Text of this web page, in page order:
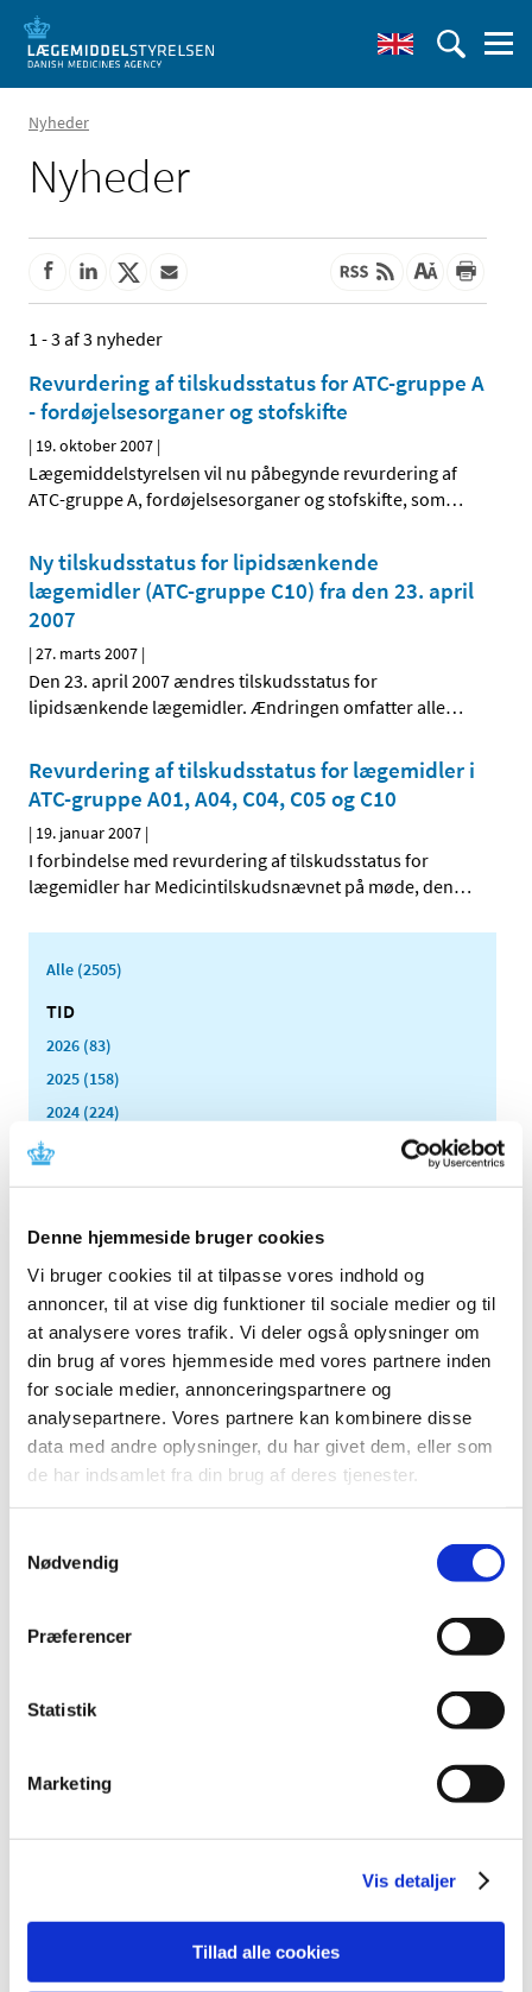
Denne hjemmeside bruger cookies
Vi bruger cookies til at tilpasse vores indhold og
annoncer, til at vise dig funktioner til sociale medier og til
at analysere vores trafik. Vi deler også oplysninger om
din brug af vores hjemmeside med vores partnere inden
for sociale medier, annonceringspartnere og
analysepartnere. Vores partnere kan kombinere disse
data med andre oplysninger, du har givet dem, eller som
de har indsamlet fra din brug af deres tjenester.
Nødvendig
Præferencer
Statistik
Marketing
Vis detaljer
Tillad alle cookies
Nyheder
Nyheder
1 - 3 af 3 nyheder
Revurdering af tilskudsstatus for ATC-gruppe A
- fordøjelsesorganer og stofskifte
| 19. oktober 2007 |
Lægemiddelstyrelsen vil nu påbegynde revurdering af
ATC-gruppe A, fordøjelsesorganer og stofskifte, som…
Ny tilskudsstatus for lipidsænkende
lægemidler (ATC-gruppe C10) fra den 23. april
2007
|27. marts 2007 |
Den 23. april 2007 ændres tilskudsstatus for
lipidsænkende lægemidler. Ændringen omfatter alle…
Revurdering af tilskudsstatus for lægemidler i
ATC-gruppe A01, A04, C04, C05 og C10
| 19. januar 2007 |
I forbindelse med revurdering af tilskudsstatus for
lægemidler har Medicintilskudsnævnet på møde, den…
Alle (2505)
TID
2026 (83)
2025 (158)
2024 (224)
2023 (195)
2020 (263)
2019 (159)
2018 (150)
2017 (167)
2016 (167)
2015 (33)
2014 (44)
2013 (49)
2012 (44)
2008 (8)
oktober (1)
2005 (2)
Links
Meddelelser om forsyning af medicin til mennesker og dyr
(med søgefunktion)